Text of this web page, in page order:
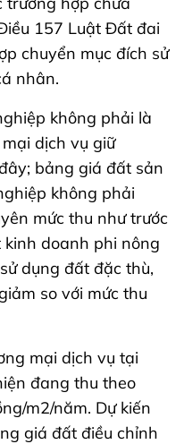
157 Luật Đất đai
chuyển mục đích sử
nhân.
không phải là
dịch vụ giữ
bảng giá đất sản
không phải
mức thu như trước
doanh phi nông
dụng đất đặc thù,
so với mức thu
mại dịch vụ tại
đang thu theo
m2/năm. Dự kiến
giá đất điều chỉnh